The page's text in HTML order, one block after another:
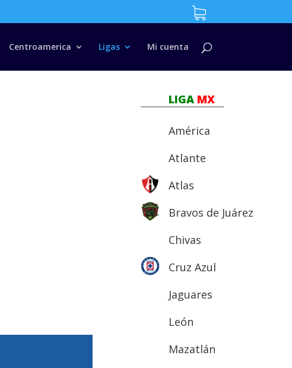
Centroamerica Ligas Mi cuenta
LIGA MX
América
Atlante
Atlas
Bravos de Juárez
Chivas
Cruz Azul
Jaguares
León
Mazatlán